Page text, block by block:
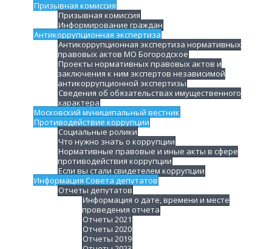
Призывная комиссия
Призывная комиссия
Информирование граждан
Антикоррупционная экспертиза
Антикоррупционная экспертиза нормативных
правовых актов МО Богородское
Проекты нормативных правовых актов и
заключения к ним экспертов независимой
антикоррупционной экспертизы
Сведения об обязательствах имущественного
характера
Московский муниципальный вестник
Противодействие коррупции
Социальные ролики
Что нужно знать о коррупции
Нормативные правовые и иные акты в сфере
противодействия коррупции
Если вы стали свидетелем коррупции
Информация Совета депутатов
Отчеты депутатов
Информация о дате, времени и месте
проведения отчета
Отчеты 2021
Отчеты 2020
Отчеты 2019